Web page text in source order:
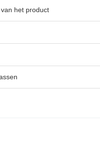
het product